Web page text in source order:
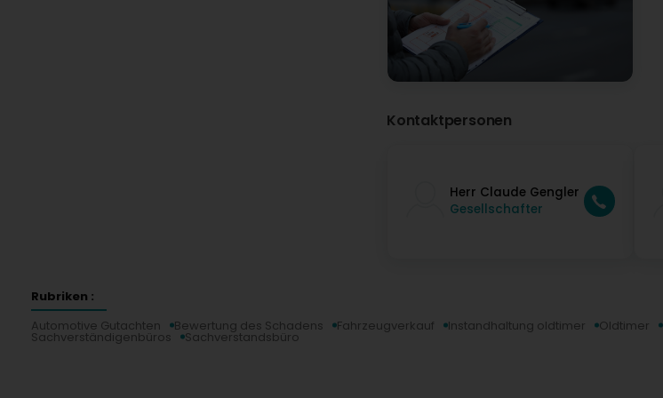
Kontaktpersonen
Herr Claude Gengler
Gesellschafter
Rubriken :
Automotive Gutachten
Bewertung des Schadens Fahrzeugverkauf Instandhaltung oldtimer Oldtimer
Sachverständigenbüros Sachverstandsbüro